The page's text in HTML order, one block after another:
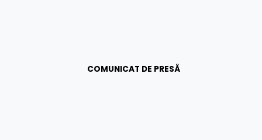
COMUNICAT DE PRESĂ